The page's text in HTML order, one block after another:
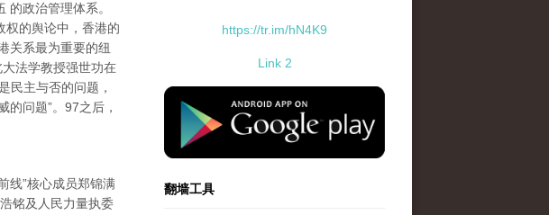
政治管理体系。
权的舆论中，香港的
关系最为重要的纽
法学教授强世功在
民主与否的问题，
问题”。97之后，
线”核心成员郑锦满
铭及人民力量执委
https://tr.im/hN4K9
Link 2
standard-icon-googleplay-app-store.png
翻墙工具